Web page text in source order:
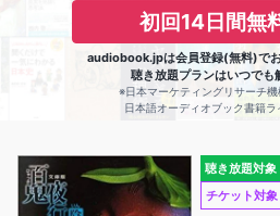
初回14日間無
audiobook.jpは会員登録(無料)でお
聴き放題プランはいつでも
※日本マーケティングリサーチ
日本語オーディオブック書籍
聴き放題対象
チケット対象